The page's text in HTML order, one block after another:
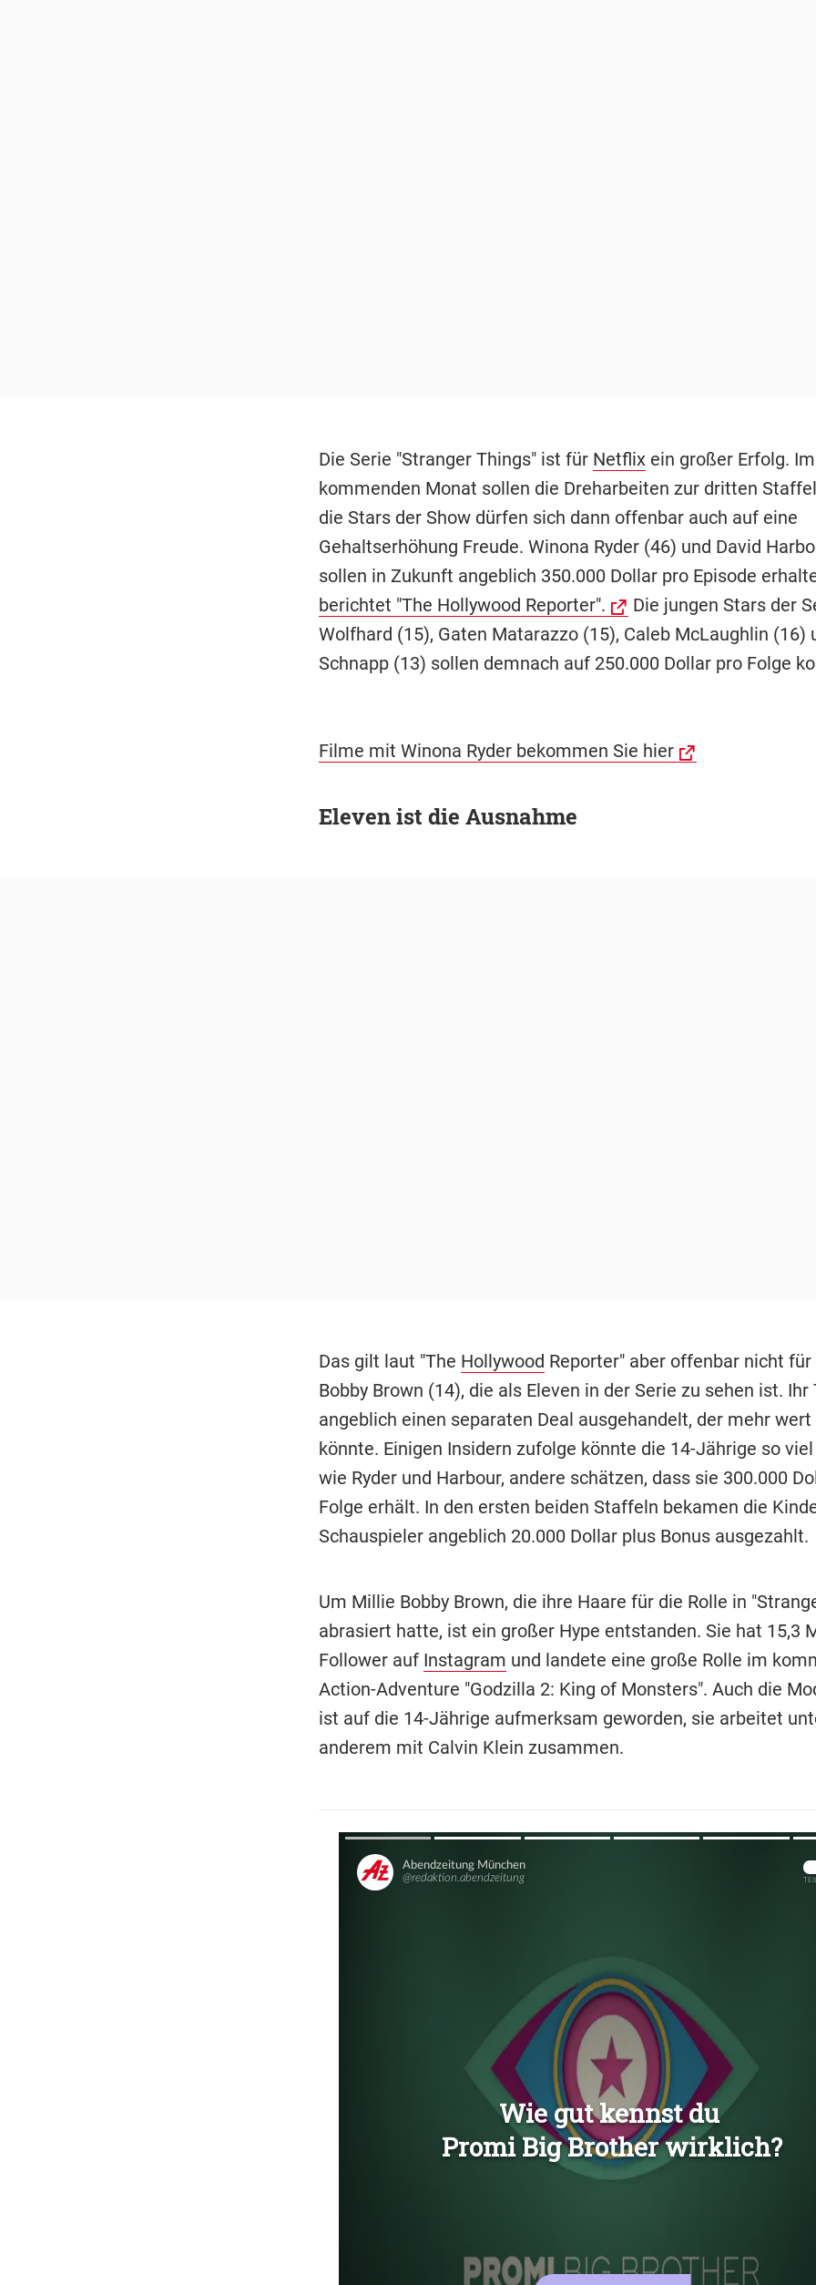
Die Serie "Stranger Things" ist für Netflix ein großer Erfolg. Im
kommenden Monat sollen die Dreharbeiten zur dritten
die Stars der Show dürfen sich dann offenbar auch auf eine
Gehaltserhöhung Freude. Winona Ryder (46) und David
sollen in Zukunft angeblich 350.000 Dollar pro Episode
berichtet "The Hollywood Reporter".
Die jungen Stars der
Wolfhard (15), Gaten Matarazzo (15), Caleb McLaughlin (16)
Schnapp (13) sollen demnach auf 250.000 Dollar pro Folge
Filme mit Winona Ryder bekommen Sie hier
Eleven ist die Ausnahme
Das gilt laut "The Hollywood Reporter" aber offenbar nicht
Bobby Brown (14), die als Eleven in der Serie zu sehen ist. Ihr
angeblich einen separaten Deal ausgehandelt, der mehr wert
könnte. Einigen Insidern zufolge könnte die 14-Jährige so
wie Ryder und Harbour, andere schätzen, dass sie 300.000
Folge erhält. In den ersten beiden Staffeln bekamen die
Schauspieler angeblich 20.000 Dollar plus Bonus ausgezahlt.
Um Millie Bobby Brown, die ihre Haare für die Rolle in
abrasiert hatte, ist ein großer Hype entstanden. Sie hat 15,3
Follower auf Instagram und landete eine große Rolle im
Action-Adventure "Godzilla 2: King of Monsters". Auch die
ist auf die 14-Jährige aufmerksam geworden, sie arbeitet
anderem mit Calvin Klein zusammen.